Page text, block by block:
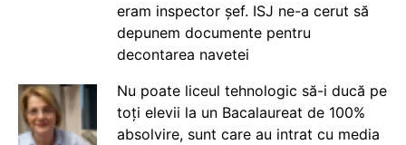
eram inspector șef. ISJ ne-a cerut să
depunem documente pentru
decontarea navetei
Nu poate liceul tehnologic să-i ducă pe
toți elevii la un Bacalaureat de 100%
absolvire, sunt care au intrat cu media